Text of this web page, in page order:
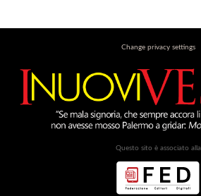
Change privacy settings
Questo sito è associato alla